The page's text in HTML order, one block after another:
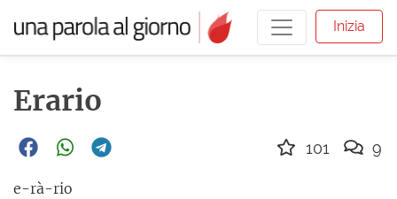
Inizia
Erario
e-rà-rio
101 9